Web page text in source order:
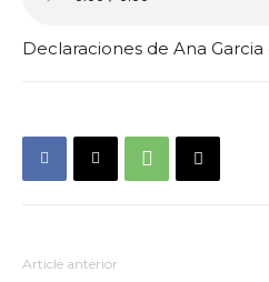
Declaraciones de Ana Garcia
Article anterior